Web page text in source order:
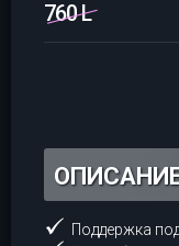
760 L
Поддержка